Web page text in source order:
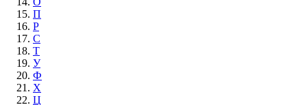
П
Р
С
Т
У
Ф
Х
Ц